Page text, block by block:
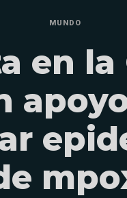
MUNDO
en la